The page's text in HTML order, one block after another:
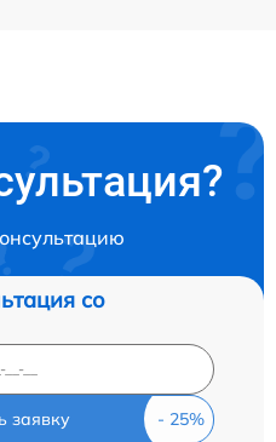
со
заявку